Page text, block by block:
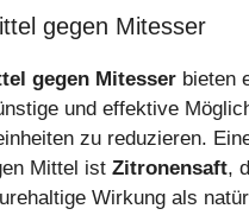
gegen Mitesser
gegen Mitesser bieten
und effektive
zu reduzieren.
Mittel ist Zitronensaft,
Wirkung als